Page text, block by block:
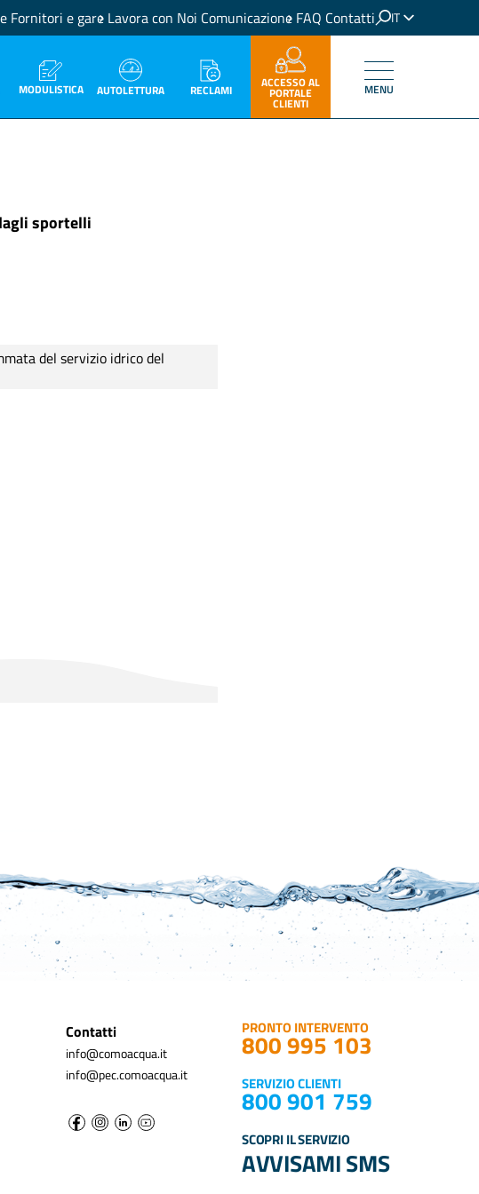
Fornitori e gare Lavora con Noi Comunicazione FAQ Contatti
IT
EN
MODULISTICA AUTOLETTURA RECLAMI ACCESSO AL
PORTALE
CLIENTI
MENU
sportelli
del servizio idrico del
Contatti
info@comoacqua.it
info@pec.comoacqua.it
PRONTO INTERVENTO
800 995 103
SERVIZIO CLIENTI
800 901 759
SCOPRI IL SERVIZIO
AVVISAMI SMS